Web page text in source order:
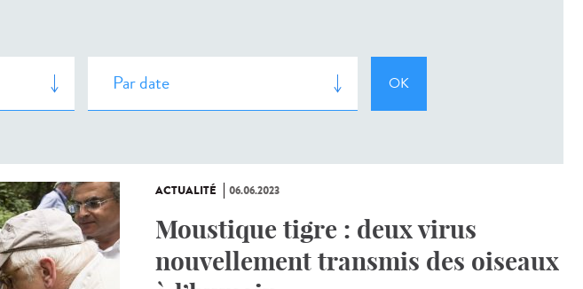
ACTUALITÉ 06.06.2023
Moustique tigre : deux virus
nouvellement transmis des oiseaux